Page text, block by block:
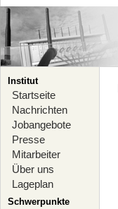
Institut
Startseite
Nachrichten
Jobangebote
Presse
Mitarbeiter
Über uns
Lageplan
Schwerpunkte